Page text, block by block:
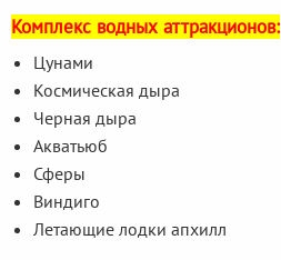
Комплекс водных аттракционов:
Цунами
Космическая дыра
Черная дыра
Акватьюб
Сферы
Виндиго
Летающие лодки апхилл